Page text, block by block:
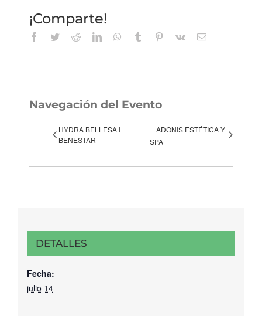
¡Comparte!
Facebook
TwitterRedditLinkedInWhatsApp
Tumblr Pinterest
Vk
Correo
Navegación del Evento
HYDRA BELLESA I
BENESTAR
ADONIS ESTÉTICA Y
SPA
DETALLES
Fecha:
julio 14